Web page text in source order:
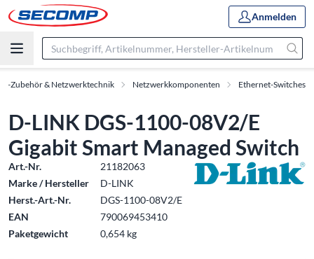
Anmelden
IT-Zubehör & Netzwerktechnik Netzwerkkomponenten Ethernet-Switches
D-LINK DGS-1100-08V2/E
Gigabit Smart Managed Switch
Art.-Nr.
21182063
Marke / Hersteller
D-LINK
Herst.-Art.-Nr.
DGS-1100-08V2/E
EAN
790069453410
Paketgewicht
0,654 kg